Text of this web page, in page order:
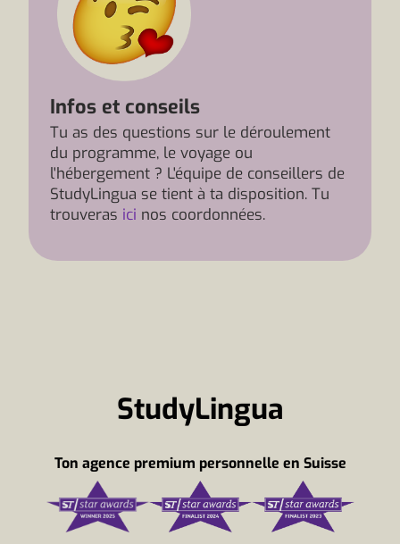
Infos et conseils
Tu as des questions sur le déroulement
du programme, le voyage ou
l'hébergement ? L'équipe de conseillers de
StudyLingua se tient à ta disposition. Tu
trouveras ici nos coordonnées.
StudyLingua
Ton agence premium personnelle en Suisse